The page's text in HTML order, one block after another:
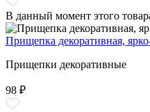
В данный момент этого
Прищепка декоративная,
Прищепки декоративные
98 ₽